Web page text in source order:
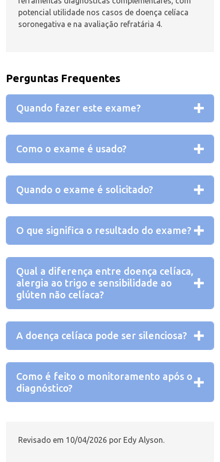
potencial utilidade nos casos de doença celíaca
soronegativa e na avaliação refratária 4.
Perguntas Frequentes
Quando fazer este exame?
Como o exame é usado?
Quando o exame é solicitado?
O que significa o resultado do exame?
Qual a diferença entre doença celíaca,
alergia ao trigo e sensibilidade ao
glúten não celíaca?
A doença celíaca pode ser silenciosa?
Como é feito o monitoramento após o
diagnóstico?
Revisado em 10/04/2026 por Edy Alyson.